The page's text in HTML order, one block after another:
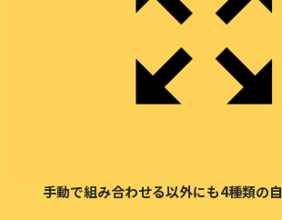
手動で組み合わせる以外にも4種類の